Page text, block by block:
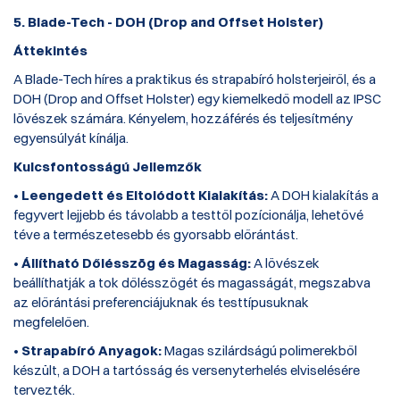
5. Blade-Tech - DOH (Drop and Offset Holster)
Áttekintés
A Blade-Tech híres a praktikus és strapabíró holsterjeiről, és a
DOH (Drop and Offset Holster) egy kiemelkedő modell az IPSC
lövészek számára. Kényelem, hozzáférés és teljesítmény
egyensúlyát kínálja.
Kulcsfontosságú Jellemzők
• Leengedett és Eltolódott Kialakítás:A DOH kialakítás a
fegyvert lejjebb és távolabb a testtől pozícionálja, lehetővé
téve a természetesebb és gyorsabb előrántást.
• Állítható Dőlésszög és Magasság:A lövészek
beállíthatják a tok dőlésszögét és magasságát, megszabva
az előrántási preferenciájuknak és testtípusuknak
megfelelően.
• Strapabíró Anyagok:Magas szilárdságú polimerekből
készült, a DOH a tartósság és versenyterhelés elviselésére
tervezték.